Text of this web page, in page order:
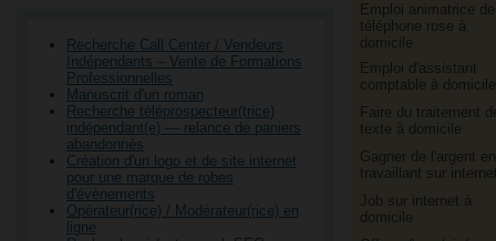
Emploi animatrice de
téléphone rose à
domicile
Emploi d'assistant
comptable à domicile
Faire du traitement
texte à domicile
Gagner de l'argent en
travaillant sur
Job sur internet à
domicile
Recherche Call Center / Vendeurs
Indépendants – Vente de Formations
Professionnelles
Manuscrit d'un roman
Recherche téléprospecteur(trice)
indépendant(e) — relance de paniers
abandonnés
Création d'un logo et de site internet
pour une marque de robes
d'évènements
Opérateur(rice) / Modérateur(rice) en
ligne